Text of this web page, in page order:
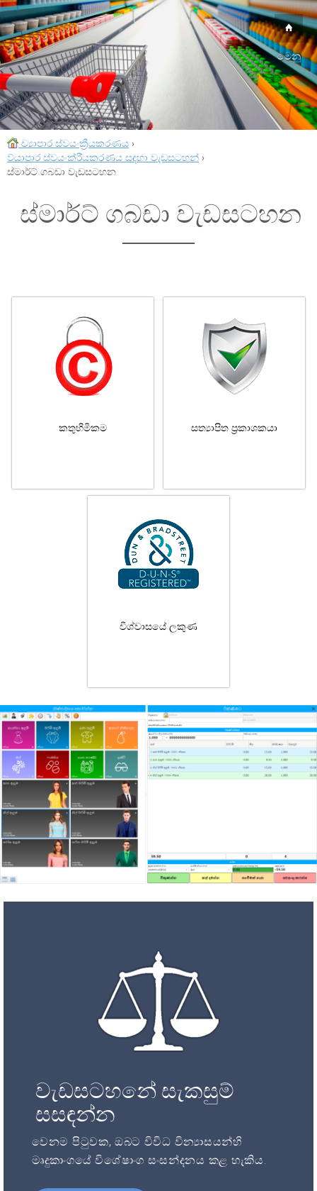
මෙනු
ව්‍යාපාර ස්වයංක්‍රීයකරණය ›
ව්යාපාර ස්වයංක්රීයකරණය සඳහා වැඩසටහන් ›
ස්මාර්ට් ගබඩා වැඩසටහන
ස්මාර්ට් ගබඩා වැඩසටහන
කතුහිමිකම සත්‍යාපිත ප්‍රකාශකයා
විශ්වාසයේ ලකුණ
වැඩසටහනේ සැකසුම්
සසඳන්න
වෙනම පිටුවක, ඔබට විවිධ වින්‍යාසයන්හි
මෘදුකාංගයේ විශේෂාංග සංසන්දනය කළ හැකිය.